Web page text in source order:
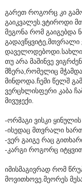
გარეთ როგორც კი
გაიკვალეს.ვტიროდი
მეგონა რომ გაიგებდა
გადავწყვიტე,მთვრალი
თუ არა მაშინვე
მზერა,რომელიც
მინდოდა.ჩემი წელშ
ვერცხლისფერი კაბა
მივუჯექი.
-ორმაგი ვისკი
-ისედაც მთვრალი
-ვერ გაიგე რაც
-კარგი როგორც
იმისმაგივრად რომ
მოვითხოვე.მეორეს